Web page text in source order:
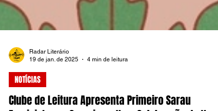
Radar Literário
19 de jan. de 2025
NOTÍCIAS